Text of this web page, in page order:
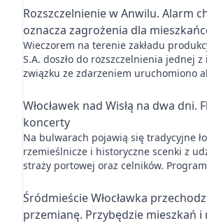
Rozszczelnienie w Anwilu. Alarm
oznacza zagrożenia dla
Wieczorem na terenie zakładu
S.A. doszło do rozszczelnienia jednej
związku ze zdarzeniem uruchomiono
Włocławek nad Wisłą na dwa dni.
koncerty
Na bulwarach pojawią się tradycyjne
rzemieślnicze i historyczne scenki z
straży portowej oraz celników.
Śródmieście Włocławka
przemianę. Przybędzie mieszkań i